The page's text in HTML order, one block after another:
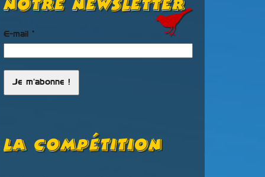
notre newsletter
E-mail *
La Compétition